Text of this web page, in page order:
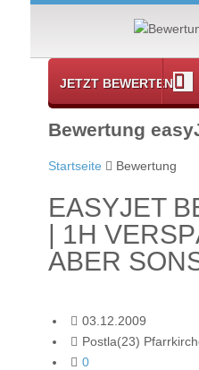
JETZT BEWERTEN
Bewertung
Startseite Bewertung
EASYJET
| 1H
ABER
03.12.2009
Postla(23)
0